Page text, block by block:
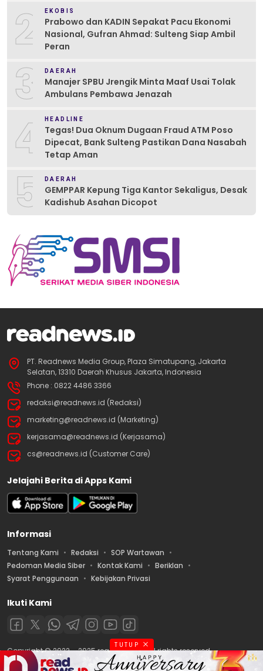
2 EKOBIS
Prabowo dan KADIN Sepakat Pacu Ekonomi
Nasional, Gufran Ahmad: Sulteng Siap Ambil
Peran
3 DAERAH
Manajer SPBU Jrengik Minta Maaf Usai Tolak
Ambulans Pembawa Jenazah
4 HEADLINE
Tegas! Dua Oknum Dugaan Fraud ATM Poso
Dipecat, Bank Sulteng Pastikan Dana Nasabah
Tetap Aman
5 DAERAH
GEMPPAR Kepung Tiga Kantor Sekaligus, Desak
Kadishub Asahan Dicopot
PT. Readnews Media Group, Plaza Simatupang, Jakarta
Selatan, 13310 Daerah Khusus Jakarta, Indonesia
Phone : 0822 4486 3366
redaksi@readnews.id (Redaksi)
marketing@readnews.id (Marketing)
kerjasama@readnews.id (Kerjasama)
cs@readnews.id (Customer Care)
Jelajahi Berita di Apps Kami
Informasi
Tentang Kami Redaksi
SOP Wartawan
Pedoman Media Siber
Kontak Kami
Beriklan
Syarat Penggunaan
Kebijakan Privasi
Ikuti Kami
Copyright © 2022 – 2025 readnews.id | All rights reserved.
TUTUP